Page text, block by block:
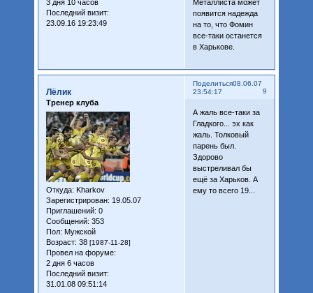
3 дня 10 часов
Последний визит:
23.09.16 19:23:49
Металлиста может
появится надежда
на то, что Фомин
все-таки останется
в Харькове.
Поделиться
9
08.06.07
23:54:17
Лёлик
Тренер клуба
Откуда: Kharkov
Зарегистрирован: 19.05.07
Приглашений: 0
Сообщений: 353
Пол: Мужской
Возраст: 38 [1987-11-28]
Провел на форуме:
2 дня 6 часов
Последний визит:
31.01.08 09:51:14
А жаль все-таки за
Гладкого... эх как
жаль. Толковый
парень был.
Здорово
выстреливал бы
ещё за Харьков. А
ему то всего 19...